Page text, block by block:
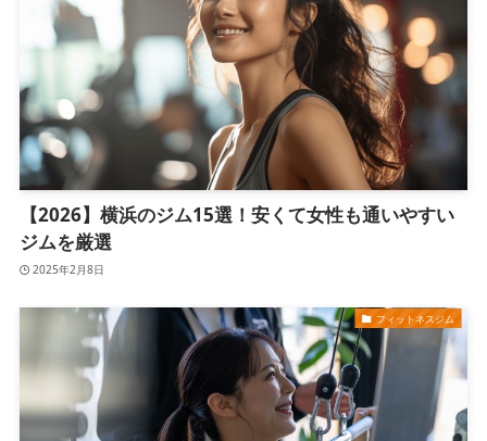
【2026】横浜のジム15選！安くて女性も通いやすい
ジムを厳選
2025年2月8日
フィットネスジム